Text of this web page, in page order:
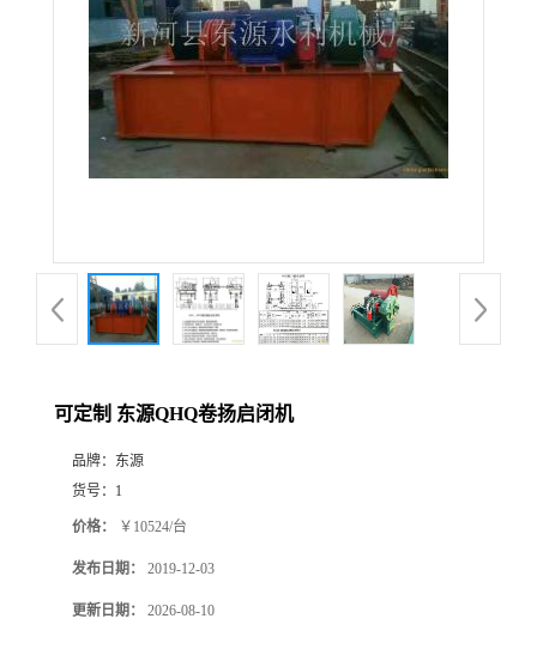
可定制 东源QHQ卷扬启闭机
品牌： 东源
货号： 1
价格： ￥10524/台
发布日期： 2019-12-03
更新日期： 2026-08-10